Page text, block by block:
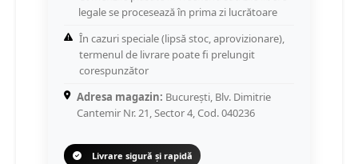
legale se procesează în prima zi lucrătoare
În cazuri speciale (lipsă stoc, aprovizionare),
termenul de livrare poate fi prelungit
corespunzător
Adresa magazin: București, Blv. Dimitrie
Cantemir Nr. 21, Sector 4, Cod. 040236
Livrare sigură și rapidă